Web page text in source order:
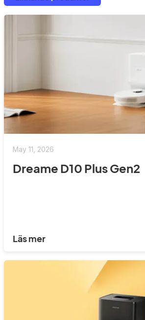
May 11, 2026
Dreame D10 Plus Gen2
Läs mer